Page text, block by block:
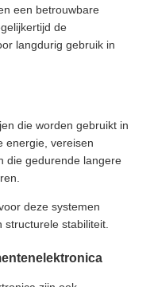
een betrouwbare
de
langdurig gebruik in
die worden gebruikt in
energie, vereisen
die gedurende langere
deze systemen
stabiliteit.